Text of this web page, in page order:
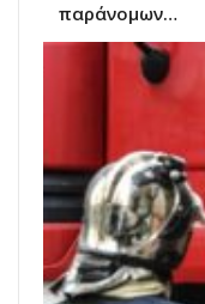
παράνομων…